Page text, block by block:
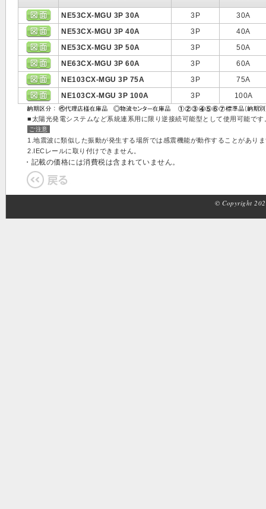
NE53CX-MGU 3P 30A 3P
30A
NE53CX-MGU 3P 40A
3P
40A
NE53CX-MGU 3P 50A
3P
50A
NE63CX-MGU 3P 60A
3P
60A
NE103CX-MGU 3P 75A
3P
75A
NE103CX-MGU 3P 100A
3P 100A
■太陽光発電システムなど系統連系用に限り逆接続可能型として使用可能です
ご注意
1.地震波に類似した振動が発生する場所では感震機能が動作することがあり
2.IECレールに取り付けできません。
・記載の価格には消費税は含まれていません。
© Copyright